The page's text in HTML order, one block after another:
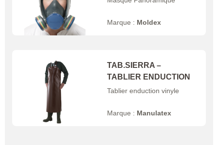
Marque : Moldex
TAB.SIERRA –
TABLIER ENDUCTION
Tablier enduction vinyle
Marque : Manulatex